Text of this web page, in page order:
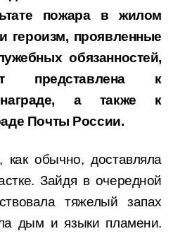
пожара в жилом
героизм, проявленные
обязанностей,
представлена к
награде, а также к
Почты России.
обычно, доставляла
Зайдя в очередной
тяжелый запах
дым и языки пламени.